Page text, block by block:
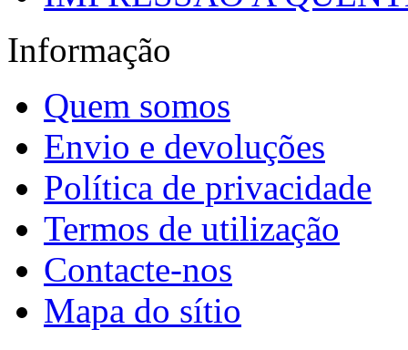
Informação
Quem somos
Envio e devoluções
Política de privacidade
Termos de utilização
Contacte-nos
Mapa do sítio